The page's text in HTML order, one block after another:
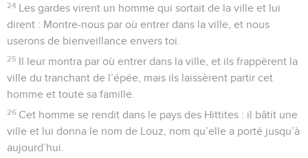
24 Les gardes virent un homme qui sortait de la ville et lui
dirent : Montre-nous par où entrer dans la ville, et nous
userons de bienveillance envers toi.
25 Il leur montra par où entrer dans la ville, et ils frappèrent la
ville du tranchant de l’épée, mais ils laissèrent partir cet
homme et toute sa famille.
26 Cet homme se rendit dans le pays des Hittites : il bâtit une
ville et lui donna le nom de Louz, nom qu’elle a porté jusqu’à
aujourd’hui.